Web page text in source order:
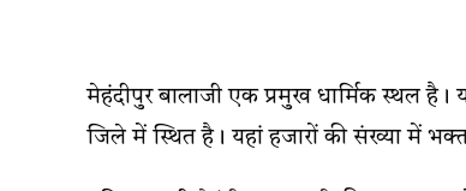
मेहंदीपुर बालाजी एक प्रमुख धार्मिक स्थल है।
जिले में स्थित है। यहां हजारों की संख्या में भक्त